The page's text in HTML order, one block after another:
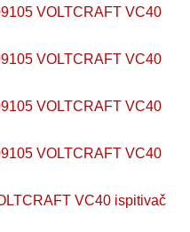
VOLTCRAFT VC40
VOLTCRAFT VC40
VOLTCRAFT VC40
VOLTCRAFT VC40
VC40 ispitivač